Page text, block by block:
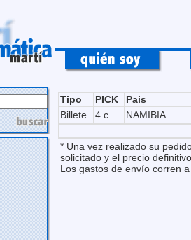
Tipo PICK
Pais
Billete
4 c NAMIBIA
* Una vez realizado su
solicitado y el precio
Los gastos de envío corren